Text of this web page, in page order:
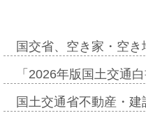
国交省、空き家・空
「2026年版国土交通
国土交通省不動産・